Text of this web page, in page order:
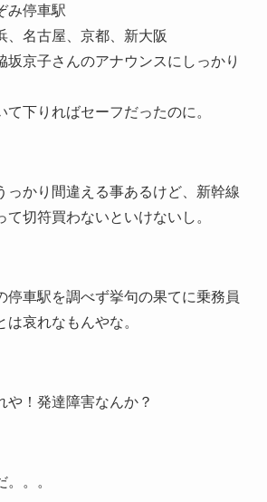
み停車駅
、名古屋、京都、新大阪
坂京子さんのアナウンスにしっかり
て下りればセーフだったのに。
っかり間違える事あるけど、新幹線
て切符買わないといけないし。
停車駅を調べず挙句の果てに乗務員
哀れなもんやな。
や！発達障害なんか？
。。